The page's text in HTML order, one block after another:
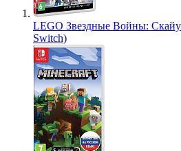
LEGO Звездные Войны:
Switch)